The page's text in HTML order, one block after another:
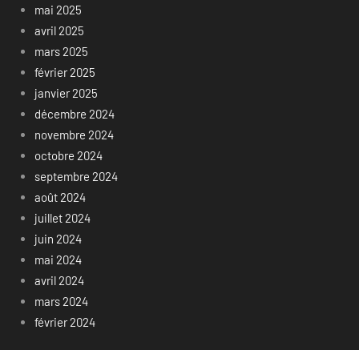
mai 2025
avril 2025
mars 2025
février 2025
janvier 2025
décembre 2024
novembre 2024
octobre 2024
septembre 2024
août 2024
juillet 2024
juin 2024
mai 2024
avril 2024
mars 2024
février 2024